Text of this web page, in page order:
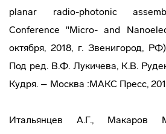
planar radio-photonic
Conference "Micro- and
октября, 2018, г. Звенигород,
Под ред. В.Ф. Лукичева, К.В.
Кудря. – Москва :МАКС Пресс,
Итальянцев А.Г., Макаров